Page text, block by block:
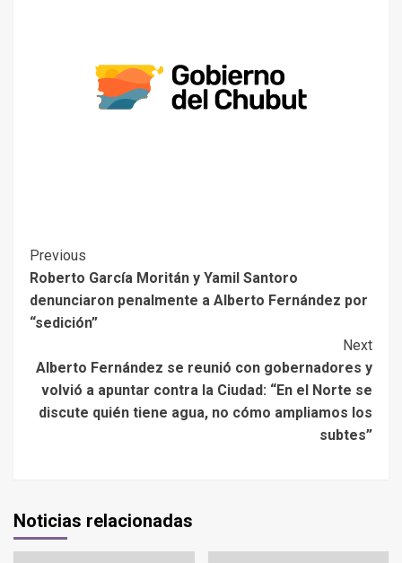
Previous
Roberto García Moritán y Yamil Santoro
denunciaron penalmente a Alberto Fernández por
“sedición”
Next
Alberto Fernández se reunió con gobernadores y
volvió a apuntar contra la Ciudad: “En el Norte se
discute quién tiene agua, no cómo ampliamos los
subtes”
Noticias relacionadas